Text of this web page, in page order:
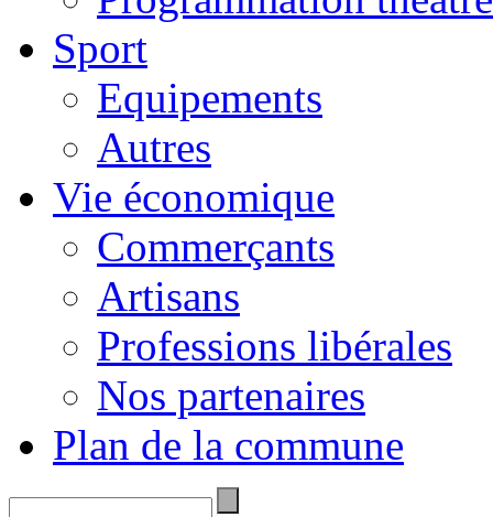
Sport
Equipements
Autres
Vie économique
Commerçants
Artisans
Professions libérales
Nos partenaires
Plan de la commune